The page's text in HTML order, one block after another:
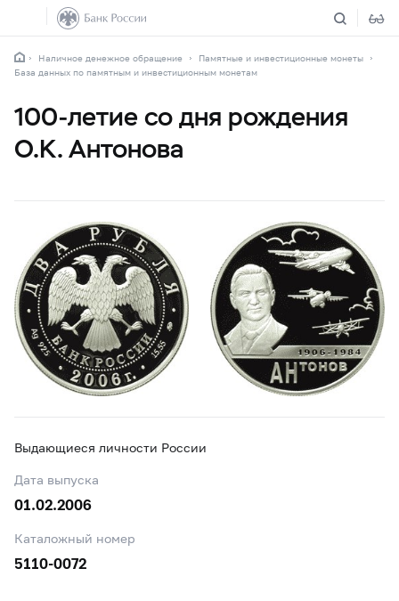
Наличное денежное обращение
Памятные и инвестиционные монеты
База данных по памятным и инвестиционным монетам
100-летие со дня рождения
О.К. Антонова
Выдающиеся личности России
Дата выпуска
01.02.2006
Каталожный номер
5110-0072